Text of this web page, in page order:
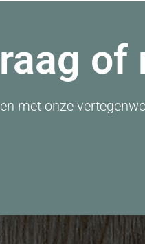
of
met onze